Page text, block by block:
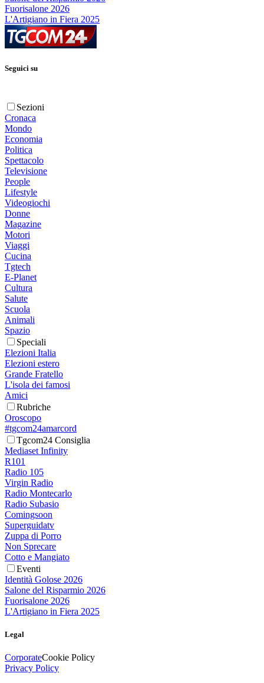
Fuorisalone 2026
L'Artigiano in Fiera 2025
Seguici su
Sezioni
Cronaca
Mondo
Economia
Politica
Spettacolo
Televisione
People
Lifestyle
Videogiochi
Donne
Magazine
Motori
Viaggi
Cucina
Tgtech
E-Planet
Cultura
Salute
Scuola
Animali
Spazio
Speciali
Elezioni Italia
Elezioni estero
Grande Fratello
L'isola dei famosi
Amici
Rubriche
Oroscopo
#tgcom24amarcord
Tgcom24 Consiglia
Mediaset Infinity
R101
Radio 105
Virgin Radio
Radio Montecarlo
Radio Subasio
Comingsoon
Superguidatv
Zuppa di Porro
Non Sprecare
Cotto e Mangiato
Eventi
Identità Golose 2026
Salone del Risparmio 2026
Fuorisalone 2026
L'Artigiano in Fiera 2025
Legal
CorporateCookie Policy
Privacy Policy